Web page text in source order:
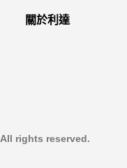
關於利達
All rights reserved.